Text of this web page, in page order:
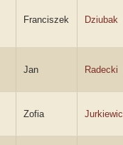
Franciszek Dziubak
Jan Radecki
Zofia